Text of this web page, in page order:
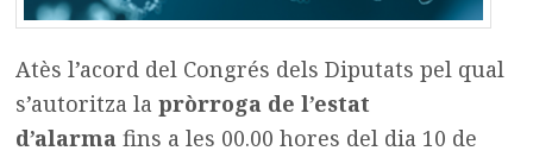
Atès l’acord del Congrés dels Diputats pel qual
s’autoritza lapròrroga de l’estat
d’alarma fins a les 00.00 hores del dia 10 de